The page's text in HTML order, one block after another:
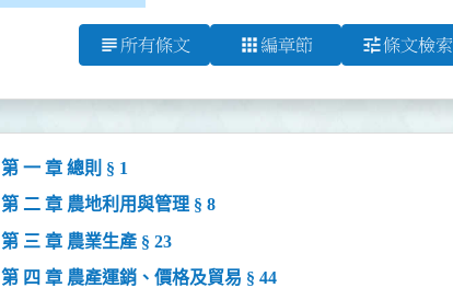
subject 所有條文 apps 編章節 tune條文檢索
第 一 章 總則 § 1
第 二 章 農地利用與管理 § 8
第 三 章 農業生產 § 23
第 四 章 農產運銷、價格及貿易 § 44